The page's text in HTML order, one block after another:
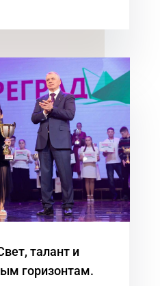
талант и
горизонтам.